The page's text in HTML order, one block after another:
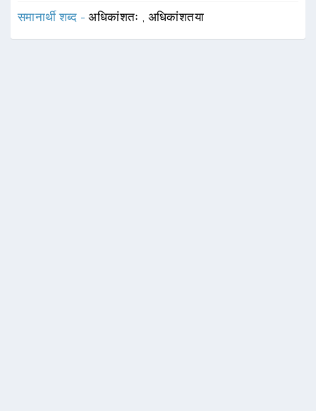
समानार्थी शब्द -अधिकांशतः , अधिकांशतया